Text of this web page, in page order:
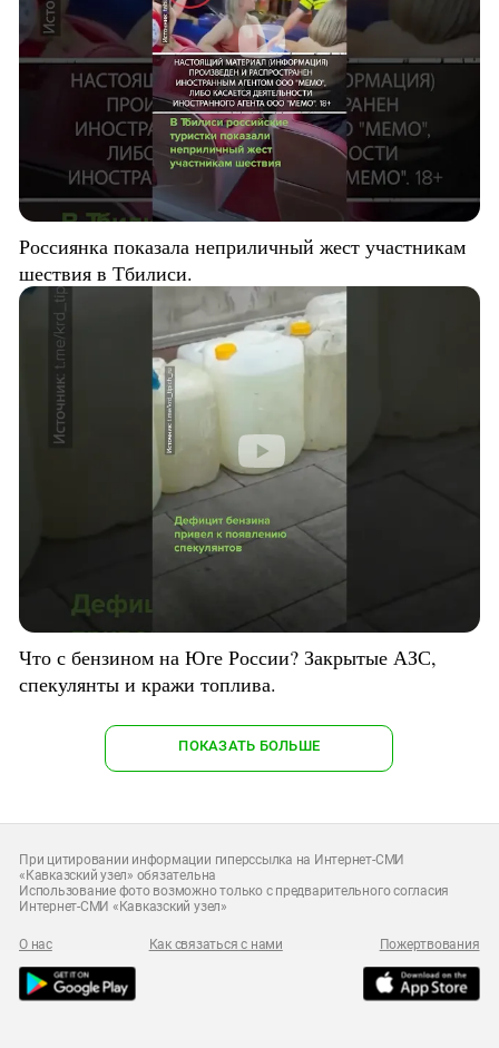
Россиянка показала неприличный жест участникам
шествия в Тбилиси.
Что с бензином на Юге России? Закрытые АЗС,
спекулянты и кражи топлива.
ПОКАЗАТЬ БОЛЬШЕ
При цитировании информации гиперссылка на Интернет-СМИ
«Кавказский узел» обязательна
Использование фото возможно только с предварительного согласия
Интернет-СМИ «Кавказский узел»
О нас Как связаться с нами Пожертвования